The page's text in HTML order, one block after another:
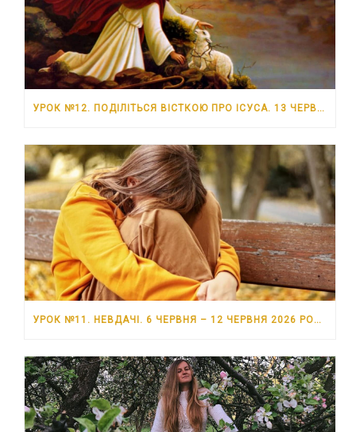
УРОК №12. ПОДІЛІТЬСЯ ВІСТКОЮ ПРО ІСУСА. 13 ЧЕРВНЯ – 19 ЧЕРВНЯ 2026 РОКУ
УРОК №11. НЕВДАЧІ. 6 ЧЕРВНЯ – 12 ЧЕРВНЯ 2026 РОКУ